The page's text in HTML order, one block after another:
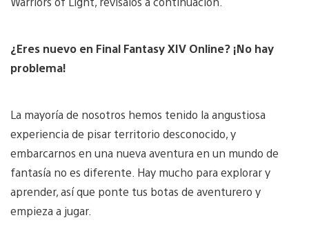
¿Eres nuevo en Final Fantasy XIV Online? ¡No hay
problema!
La mayoría de nosotros hemos tenido la angustiosa
experiencia de pisar territorio desconocido, y
embarcarnos en una nueva aventura en un mundo de
fantasía no es diferente. Hay mucho para explorar y
aprender, así que ponte tus botas de aventurero y
empieza a jugar.